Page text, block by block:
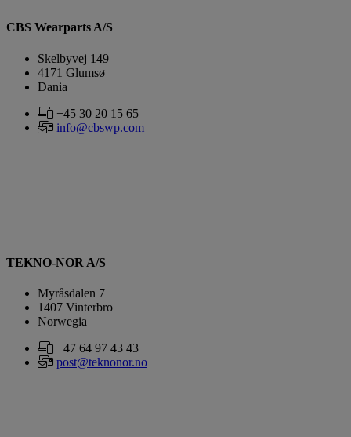
CBS Wearparts A/S
Skelbyvej 149
4171 Glumsø
Dania
+45 30 20 15 65
info@cbswp.com
TEKNO-NOR A/S
Myråsdalen 7
1407 Vinterbro
Norwegia
+47 64 97 43 43
post@teknonor.no